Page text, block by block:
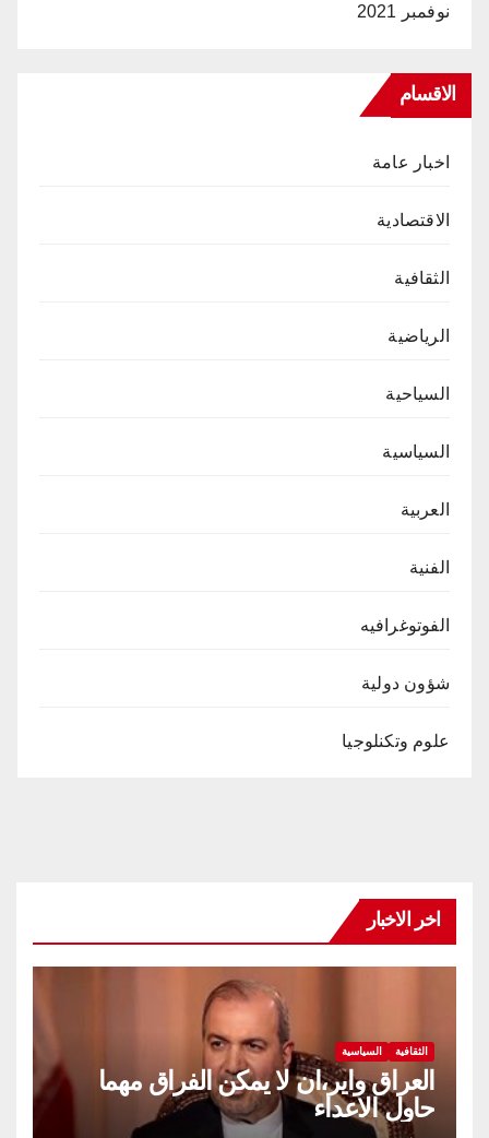
نوفمبر 2021
الاقسام
اخبار عامة
الاقتصادية
الثقافية
الرياضية
السياحية
السياسية
العربية
الفنية
الفوتوغرافيه
شؤون دولية
علوم وتكنلوجيا
اخر الاخبار
الثقافية السياسية
العراق واير،ان لا يمكن الفراق مهما
حاول الاعداء